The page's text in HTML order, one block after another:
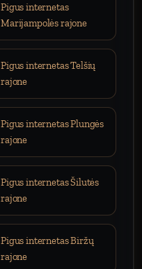
Pigus internetas
Marijampolės rajone
Pigus internetas Telšių
rajone
Pigus internetas Plungės
rajone
Pigus internetas Šilutės
rajone
Pigus internetas Biržų
rajone